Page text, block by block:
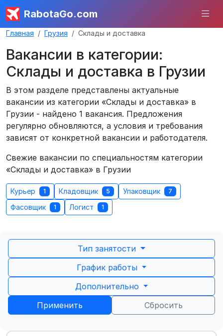
RabotaGo.com
Главная Грузия Склады и доставка
Вакансии в категории:
Склады и доставка в Грузии
В этом разделе представлены актуальные
вакансии из категории «Склады и доставка» в
Грузии - найдено 1 вакансия. Предложения
регулярно обновляются, а условия и требования
зависят от конкретной вакансии и работодателя.
Свежие вакансии по специальностям категории
«Склады и доставка» в Грузии
Курьер 1 Кладовщик 5 Упаковщик 7
Фасовщик 1 Логист 1
Тип занятости
График работы
Дополнительно
Применить
Сбросить